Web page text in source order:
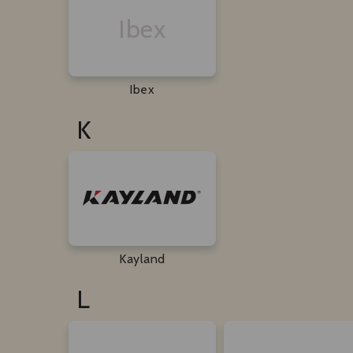
Ibex
Ibex
K
Kayland
L